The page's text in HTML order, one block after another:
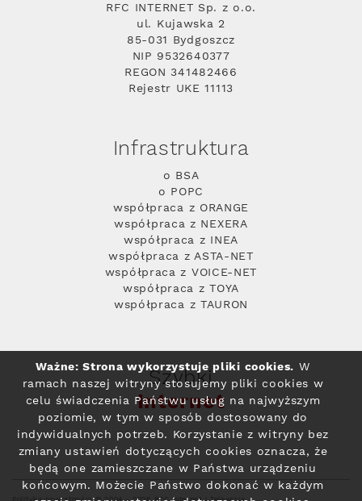
RFC INTERNET Sp. z o.o.
ul. Kujawska 2
85-031 Bydgoszcz
NIP 9532640377
REGON 341482466
Rejestr UKE 11113
Infrastruktura
o BSA
o POPC
współpraca z ORANGE
współpraca z NEXERA
współpraca z INEA
współpraca z ASTA-NET
współpraca z VOICE-NET
współpraca z TOYA
współpraca z TAURON
Szybki
Internet
Ważne: Strona wykorzystuje pliki cookies. W
ramach naszej witryny stosujemy pliki cookies w
celu świadczenia Państwu usług na najwyższym
poziomie, w tym w sposób dostosowany do
indywidualnych potrzeb. Korzystanie z witryny bez
zmiany ustawień dotyczących cookies oznacza, że
będą one zamieszczane w Państwa urządzeniu
końcowym. Możecie Państwo dokonać w każdym